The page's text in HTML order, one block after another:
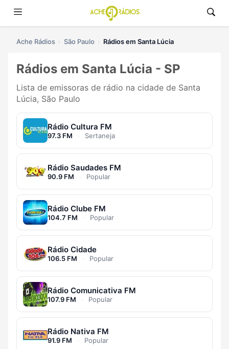
Ache Rádios São Paulo Rádios em Santa Lúcia
Rádios em Santa Lúcia - SP
Lista de emissoras de rádio na cidade de Santa
Lúcia, São Paulo
Rádio Cultura FM
97.3 FM · Sertaneja
Rádio Saudades FM
90.9 FM · Popular
Rádio Clube FM
104.7 FM · Popular
Rádio Cidade
106.5 FM · Popular
Rádio Comunicativa FM
107.9 FM · Popular
Rádio Nativa FM
91.9 FM · Popular